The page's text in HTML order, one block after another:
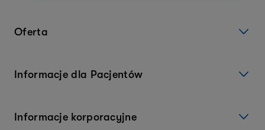
Oferta
Informacje dla Pacjentów
Informacje korporacyjne